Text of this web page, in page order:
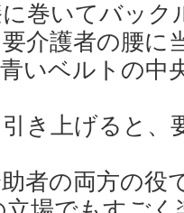
巻いてバック
介護者の腰に
いベルトの中
き上げると、
者の両方の役